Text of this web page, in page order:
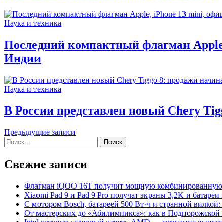
Наука и техника
Последний компактный флагман
Индии
Наука и техника
В России представлен новый Chery
Навигация
по
записям
Предыдущие записи
Найти:
Свежие записи
Флагман iQOO 16T получит мощную
Xiaomi Pad 9 и Pad 9 Pro получат экраны 3,2K и
С мотором Bosch, батареей 500 Вт·ч и странной
От мастерских до «Абилимпикса»: как в